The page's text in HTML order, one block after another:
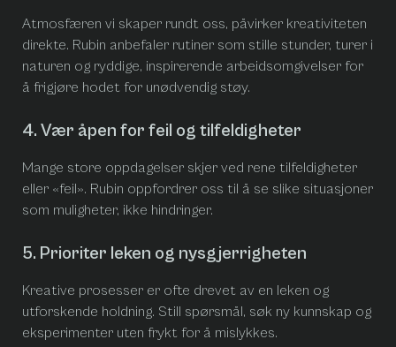
Atmosfæren vi skaper rundt oss, påvirker kreativiteten
direkte. Rubin anbefaler rutiner som stille stunder, turer i
naturen og ryddige, inspirerende arbeidsomgivelser for
å frigjøre hodet for unødvendig støy.
4. Vær åpen for feil og tilfeldigheter
Mange store oppdagelser skjer ved rene tilfeldigheter
eller «feil». Rubin oppfordrer oss til å se slike situasjoner
som muligheter, ikke hindringer.
5. Prioriter leken og nysgjerrigheten
Kreative prosesser er ofte drevet av en leken og
utforskende holdning. Still spørsmål, søk ny kunnskap og
eksperimenter uten frykt for å mislykkes.